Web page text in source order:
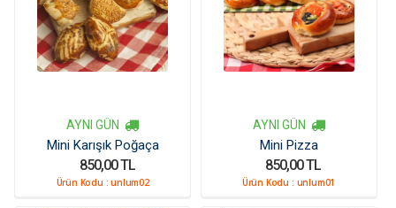
AYNI GÜN
Mini Karışık Poğaça
850,00 TL
Ürün Kodu :unlum02
AYNI GÜN
Mini Pizza
850,00 TL
Ürün Kodu : unlum01